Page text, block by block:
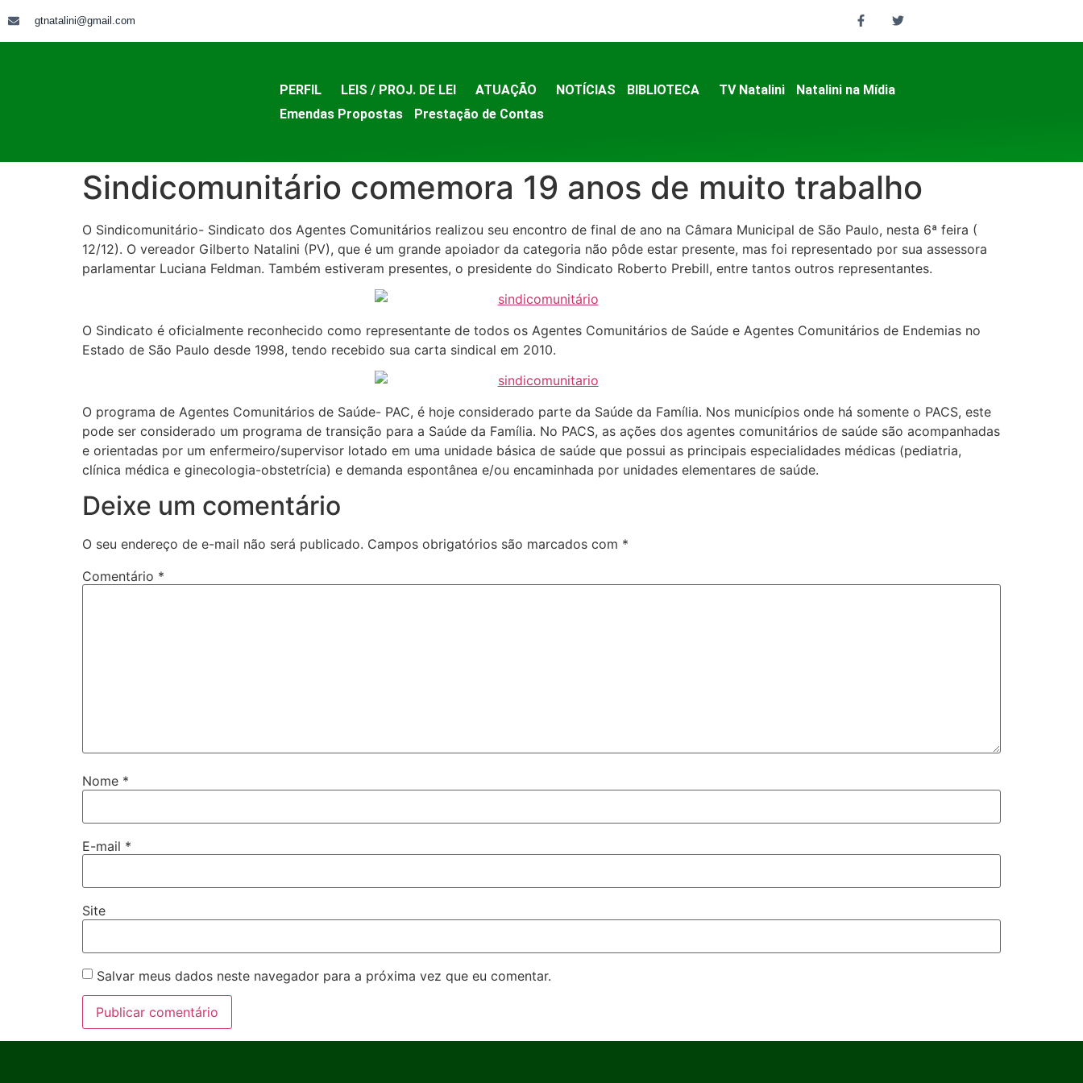
gtnatalini@gmail.com
PERFIL LEIS / PROJ. DE LEI ATUAÇÃO NOTÍCIAS BIBLIOTECA TV Natalini
Natalini na Mídia
Emendas Propostas
Prestação de Contas
Sindicomunitário comemora 19 anos de muito trabalho
O Sindicomunitário- Sindicato dos Agentes Comunitários realizou seu encontro de final de ano na Câmara Municipal de São Paulo, nesta 6ª feira (
12/12). O vereador Gilberto Natalini (PV), que é um grande apoiador da categoria não pôde estar presente, mas foi representado por sua assessora
parlamentar Luciana Feldman. Também estiveram presentes, o presidente do Sindicato Roberto Prebill, entre tantos outros representantes.
O Sindicato é oficialmente reconhecido como representante de todos os Agentes Comunitários de Saúde e Agentes Comunitários de Endemias no
Estado de São Paulo desde 1998, tendo recebido sua carta sindical em 2010.
O programa de Agentes Comunitários de Saúde- PAC, é hoje considerado parte da Saúde da Família. Nos municípios onde há somente o PACS, este
pode ser considerado um programa de transição para a Saúde da Família. No PACS, as ações dos agentes comunitários de saúde são acompanhadas
e orientadas por um enfermeiro/supervisor lotado em uma unidade básica de saúde que possui as principais especialidades médicas (pediatria,
clínica médica e ginecologia-obstetrícia) e demanda espontânea e/ou encaminhada por unidades elementares de saúde.
Deixe um comentário
O seu endereço de e-mail não será publicado. Campos obrigatórios são marcados com *
Comentário *
Nome *
E-mail *
Site
Salvar meus dados neste navegador para a próxima vez que eu comentar.